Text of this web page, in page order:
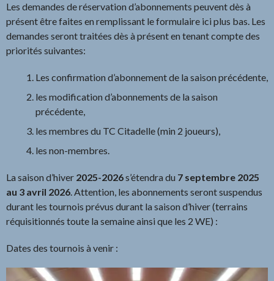
Les demandes de réservation d’abonnements peuvent dès à
présent être faites en remplissant le formulaire ici plus bas. Les
demandes seront traitées dès à présent en tenant compte des
priorités suivantes:
Les confirmation d’abonnement de la saison précédente,
les modification d’abonnements de la saison
précédente,
les membres du TC Citadelle (min 2 joueurs),
les non-membres.
La saison d’hiver 2025-2026s’étendra du 7 septembre 2025
au 3 avril 2026. Attention, les abonnements seront suspendus
durant les tournois prévus durant la saison d’hiver (terrains
réquisitionnés toute la semaine ainsi que les 2 WE) :
Dates des tournois à venir :